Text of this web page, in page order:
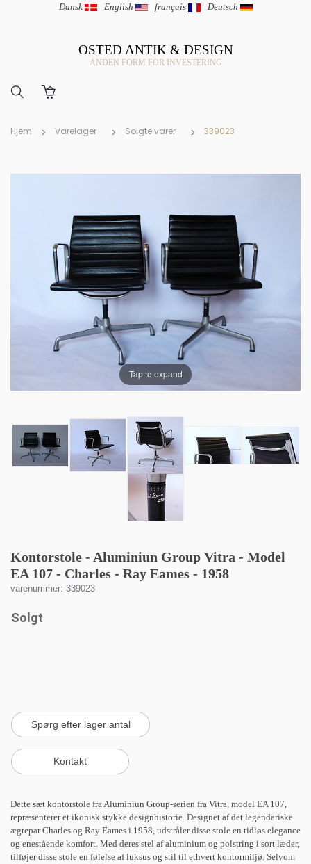
Dansk | English | français | Deutsch
OSTED ANTIK & DESIGN
ANDEN FORM FOR INVESTERING
Hjem Varelager Solgte varer 339023
Tap to expand
Kontorstole - Aluminiun Group Vitra - Model
EA 107 - Charles - Ray Eames - 1958
varenummer: 339023
Solgt
Dette sæt kontorstole fra Aluminiun Group-serien fra Vitra, model EA 107,
repræsenterer et ikonisk stykke designhistorie. Designet af det legendariske
ægtepar Charles og Ray Eames i 1958, udstråler disse stole en tidløs elegance
og enestående komfort. Med deres stel af aluminium og polstring i sort læder,
tilføjer disse stole en følelse af luksus og stil til ethvert kontormiljø. Selvom